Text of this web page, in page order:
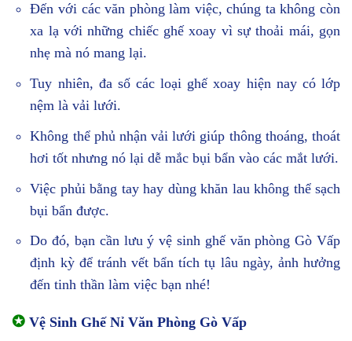
Đến với các văn phòng làm việc, chúng ta không còn
xa lạ với những chiếc ghế xoay vì sự thoải mái, gọn
nhẹ mà nó mang lại.
Tuy nhiên, đa số các loại ghế xoay hiện nay có lớp
nệm là vải lưới.
Không thể phủ nhận vải lưới giúp thông thoáng, thoát
hơi tốt nhưng nó lại dễ mắc bụi bẩn vào các mắt lưới.
Việc phủi bằng tay hay dùng khăn lau không thể sạch
bụi bẩn được.
Do đó, bạn cần lưu ý vệ sinh ghế văn phòng Gò Vấp
định kỳ để tránh vết bẩn tích tụ lâu ngày, ảnh hưởng
đến tinh thần làm việc bạn nhé!
✪ Vệ Sinh Ghế Nỉ Văn Phòng Gò Vấp